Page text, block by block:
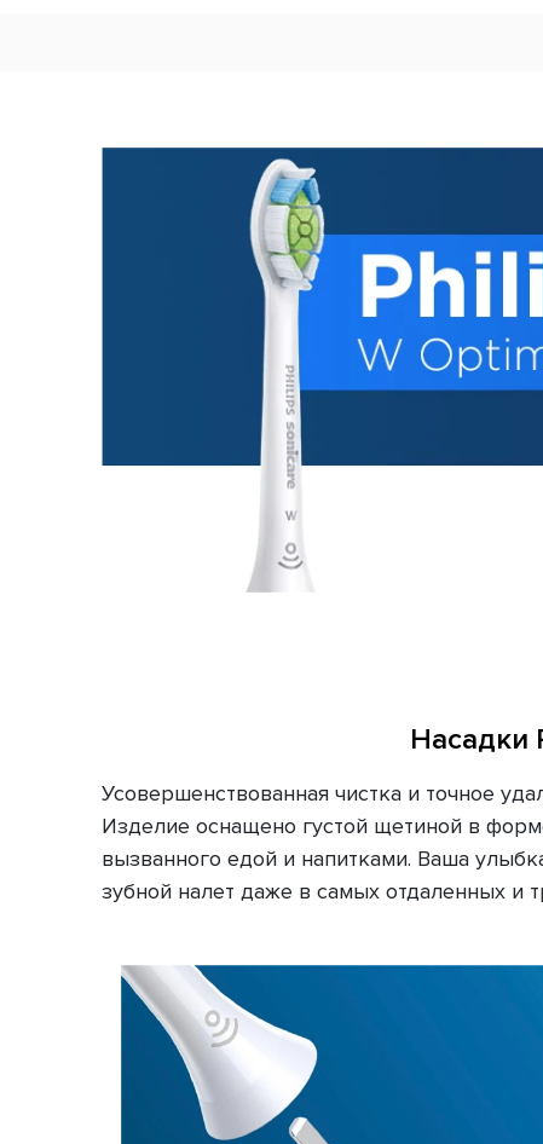
Насадки
Усовершенствованная чистка и точное
Изделие оснащено густой щетиной в
вызванного едой и напитками. Ваша
зубной налет даже в самых отдаленных и